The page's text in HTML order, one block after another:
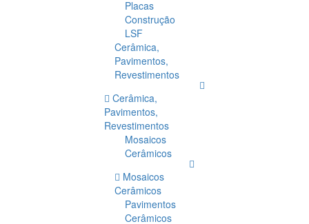
Placas
Construção
LSF
Cerâmica,
Pavimentos,
Revestimentos
Cerâmica,
Pavimentos,
Revestimentos
Mosaicos
Cerâmicos
Mosaicos
Cerâmicos
Pavimentos
Cerâmicos